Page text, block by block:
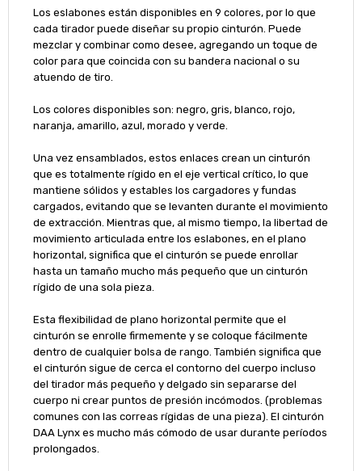
Los eslabones están disponibles en 9 colores, por lo que
cada tirador puede diseñar su propio cinturón. Puede
mezclar y combinar como desee, agregando un toque de
color para que coincida con su bandera nacional o su
atuendo de tiro.
Los colores disponibles son: negro, gris, blanco, rojo,
naranja, amarillo, azul, morado y verde.
Una vez ensamblados, estos enlaces crean un cinturón
que es totalmente rígido en el eje vertical crítico, lo que
mantiene sólidos y estables los cargadores y fundas
cargados, evitando que se levanten durante el movimiento
de extracción. Mientras que, al mismo tiempo, la libertad de
movimiento articulada entre los eslabones, en el plano
horizontal, significa que el cinturón se puede enrollar
hasta un tamaño mucho más pequeño que un cinturón
rígido de una sola pieza.
Esta flexibilidad de plano horizontal permite que el
cinturón se enrolle firmemente y se coloque fácilmente
dentro de cualquier bolsa de rango. También significa que
el cinturón sigue de cerca el contorno del cuerpo incluso
del tirador más pequeño y delgado sin separarse del
cuerpo ni crear puntos de presión incómodos. (problemas
comunes con las correas rígidas de una pieza). El cinturón
DAA Lynx es mucho más cómodo de usar durante períodos
prolongados.